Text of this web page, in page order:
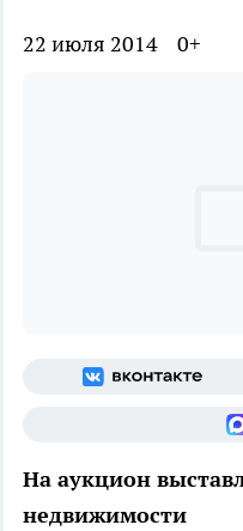
22 июля 2014 0+
На аукцион
недвижимости